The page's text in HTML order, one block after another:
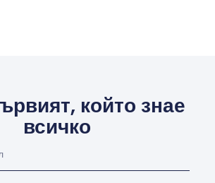
който знае
всичко